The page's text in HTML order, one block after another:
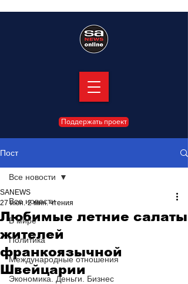
Поддержать проект
Пост
Все новости
В мире
Политика
Международные отношения
Экономика. Деньги. Бизнес
Все новости
Любимые летние салаты
жителей
франкоязычной
Швейцарии
SANEWS
27 июн. 2 мин. чтения